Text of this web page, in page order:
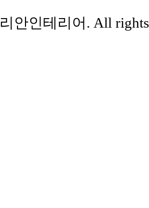
리안인테리어 . All